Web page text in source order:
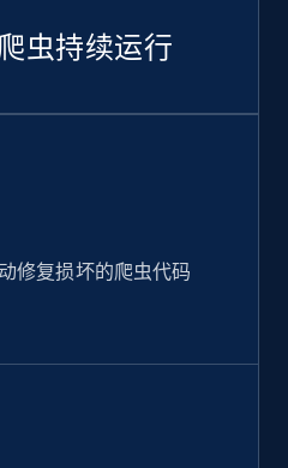
虫持续运行
修复损坏的爬虫代码